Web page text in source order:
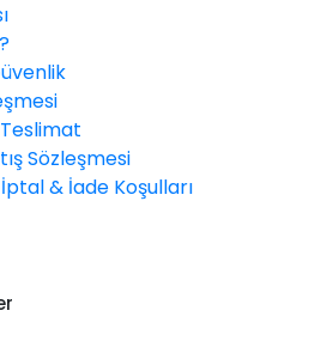
Sözleşmesi
& İade Koşulları